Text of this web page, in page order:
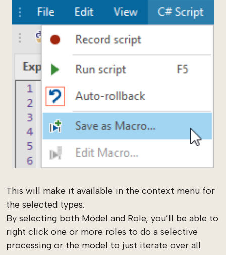
This will make it available in the context menu for
the selected types.
By selecting both Model and Role, you’ll be able to
right click one or more roles to do a selective
processing or the model to just iterate over all